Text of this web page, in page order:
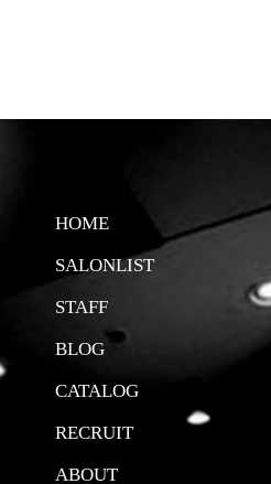
HOME
SALONLIST
STAFF
BLOG
CATALOG
RECRUIT
ABOUT